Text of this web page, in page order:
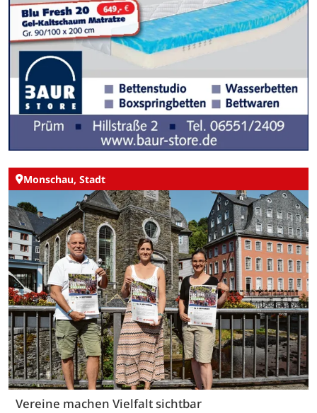
Monschau, Stadt
Vereine machen Vielfalt sichtbar